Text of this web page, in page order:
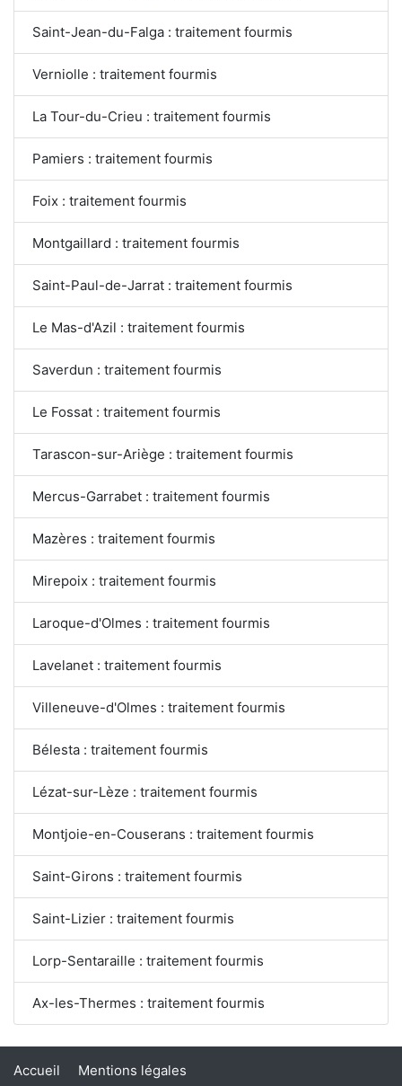
Saint-Jean-du-Falga : traitement fourmis
Verniolle : traitement fourmis
La Tour-du-Crieu : traitement fourmis
Pamiers : traitement fourmis
Foix : traitement fourmis
Montgaillard : traitement fourmis
Saint-Paul-de-Jarrat : traitement fourmis
Le Mas-d'Azil : traitement fourmis
Saverdun : traitement fourmis
Le Fossat : traitement fourmis
Tarascon-sur-Ariège : traitement fourmis
Mercus-Garrabet : traitement fourmis
Mazères : traitement fourmis
Mirepoix : traitement fourmis
Laroque-d'Olmes : traitement fourmis
Lavelanet : traitement fourmis
Villeneuve-d'Olmes : traitement fourmis
Bélesta : traitement fourmis
Lézat-sur-Lèze : traitement fourmis
Montjoie-en-Couserans : traitement fourmis
Saint-Girons : traitement fourmis
Saint-Lizier : traitement fourmis
Lorp-Sentaraille : traitement fourmis
Ax-les-Thermes : traitement fourmis
Accueil Mentions légales